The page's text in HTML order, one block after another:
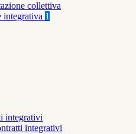
collettiva
integrativa 1
integrativi
integrativi